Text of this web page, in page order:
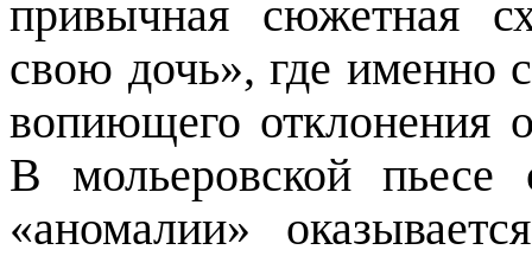
привычная сюжетная
свою дочь», где именно
вопиющего отклонения
В мольеровской
«аномалии»